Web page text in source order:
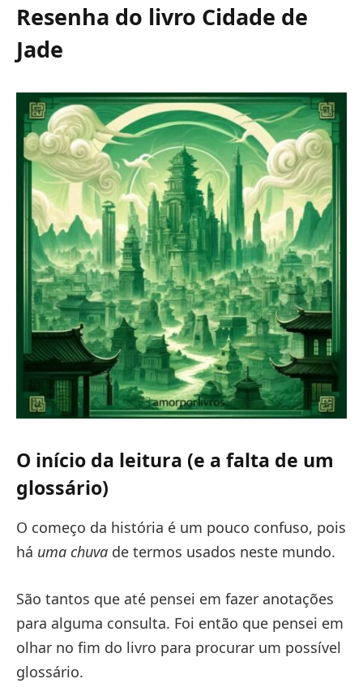
Resenha do livro Cidade de
Jade
O início da leitura (e a falta de um
glossário)
O começo da história é um pouco confuso, pois
há uma chuva de termos usados neste mundo.
São tantos que até pensei em fazer anotações
para alguma consulta. Foi então que pensei em
olhar no fim do livro para procurar um possível
glossário.